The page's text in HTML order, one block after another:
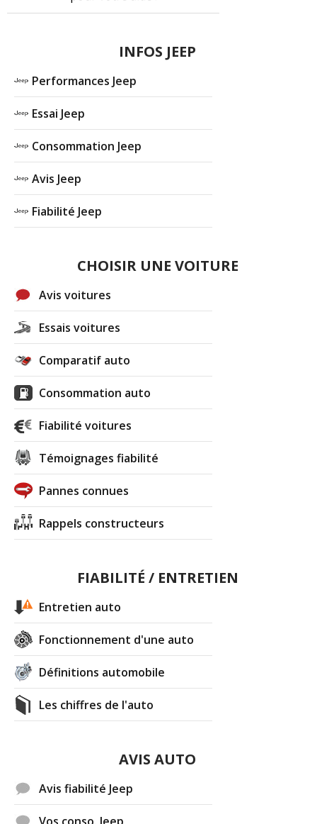
INFOS JEEP
Performances Jeep
Essai Jeep
Consommation Jeep
Avis Jeep
Fiabilité Jeep
CHOISIR UNE VOITURE
Avis voitures
Essais voitures
Comparatif auto
Consommation auto
Fiabilité voitures
Témoignages fiabilité
Pannes connues
Rappels constructeurs
FIABILITÉ / ENTRETIEN
Entretien auto
Fonctionnement d'une auto
Définitions automobile
Les chiffres de l'auto
AVIS AUTO
Avis fiabilité Jeep